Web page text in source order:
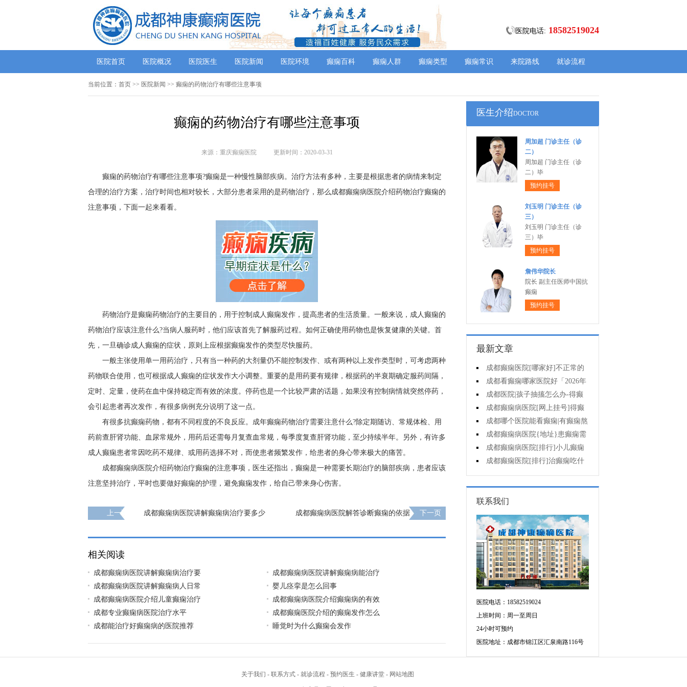
医院电话: 18582519024
医院首页 医院概况 医院医生 医院新闻 医院环境 癫痫百科 癫痫人群 癫痫类型 癫痫常识 来院路线 就诊流程
当前位置： 首页 >> 医院新闻 >> 癫痫的药物治疗有哪些注意事项
癫痫的药物治疗有哪些注意事项
来源：重庆癫痫医院 更新时间：2020-03-31
癫痫的药物治疗有哪些注意事项?癫痫是一种慢性脑部疾病。治疗方法有多种，主要是根据患者的病情来制定
合理的治疗方案，治疗时间也相对较长，大部分患者采用的是药物治疗，那么成都癫痫病医院介绍药物治疗癫痫的
注意事项，下面一起来看看。
药物治疗是癫痫药物治疗的主要目的，用于控制成人癫痫发作，提高患者的生活质量。一般来说，成人癫痫的
药物治疗应该注意什么?当病人服药时，他们应该首先了解服药过程。如何正确使用药物也是恢复健康的关键。首
先，一旦确诊成人癫痫的症状，原则上应根据癫痫发作的类型尽快服药。
一般主张使用单一用药治疗，只有当一种药的大剂量仍不能控制发作、或有两种以上发作类型时，可考虑两种
药物联合使用，也可根据成人癫痫的症状发作大小调整。重要的是用药要有规律，根据药的半衰期确定服药间隔，
定时、定量，使药在血中保持稳定而有效的浓度。停药也是一个比较严肃的话题，如果没有控制病情就突然停药，
会引起患者再次发作，有很多病例充分说明了这一点。
有很多抗癫痫药物，都有不同程度的不良反应。成年癫痫药物治疗需要注意什么?除定期随访、常规体检、用
药前查肝肾功能、血尿常规外，用药后还需每月复查血常规，每季度复查肝肾功能，至少持续半年。另外，有许多
成人癫痫患者常因吃药不规律、或用药选择不对，而使患者频繁发作，给患者的身心带来极大的痛苦。
成都癫痫病医院介绍药物治疗癫痫的注意事项，医生还指出，癫痫是一种需要长期治疗的脑部疾病，患者应该
注意坚持治疗，平时也要做好癫痫的护理，避免癫痫发作，给自己带来身心伤害。
上一页
成都癫痫病医院讲解癫痫病治疗要多少
成都癫痫病医院解答诊断癫痫的依据 下一页
相关阅读
成都癫痫病医院讲解癫痫病治疗要
成都癫痫病医院讲解癫痫病能治疗
成都癫痫病医院讲解癫痫病人日常
婴儿痉挛是怎么回事
成都癫痫病医院介绍儿童癫痫治疗
成都癫痫病医院介绍癫痫病的有效
成都专业癫痫病医院治疗水平
成都癫痫医院介绍的癫痫发作怎么
成都能治疗好癫痫病的医院推荐
睡觉时为什么癫痫会发作
医生介绍DOCTOR
周加超 门诊主任（诊
二）
周加超 门诊主任（诊
二）毕
预约挂号
刘玉明 门诊主任（诊
三）
刘玉明 门诊主任（诊
三）毕
预约挂号
詹伟华院长
院长 副主任医师中国抗
癫痫
预约挂号
最新文章
成都癫痫医院[哪家好]不正常的
脑电图意味着什么?
成都看癫痫哪家医院好「2026年
度公布」癫痫诊断是要确定病情情
况吗?
成都医院|孩子抽搐怎么办-得癫
痫后不能治疗吗?
成都癫痫病医院[网上挂号]得癫
痫会有哪些问题?
成都哪个医院能看癫痫|有癫痫熬
夜可取吗?
成都癫痫病医院{地址}患癫痫需
住院治疗吗?
成都癫痫病医院[排行]小儿癫痫
要做好哪些预防?
成都癫痫医院[排行]治癫痫吃什
么药好呢?
联系我们
医院电话：18582519024
上班时间：周一至周日
24小时可预约
医院地址：成都市锦江区汇泉南路116号
关于我们 - 联系方式 - 就诊流程 - 预约医生 - 健康讲堂 - 网站地图